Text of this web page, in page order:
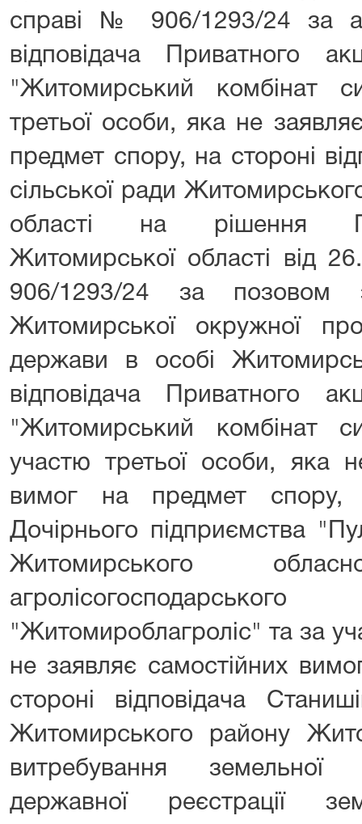
справі № 906/1293/24 за
відповідача Приватного
"Житомирський комбінат
третьої особи, яка не
предмет спору, на стороні
сільської ради
області на рішення
Житомирської області від
906/1293/24 за позовом
Житомирської окружної
держави в особі
відповідача Приватного
"Житомирський комбінат
участю третьої особи, яка
вимог на предмет спору,
Дочірнього підприємства
Житомирського
"Житомироблагроліс" та за
не заявляє самостійних
стороні відповідача
Житомирського району
витребування земельної
державної реєстрації